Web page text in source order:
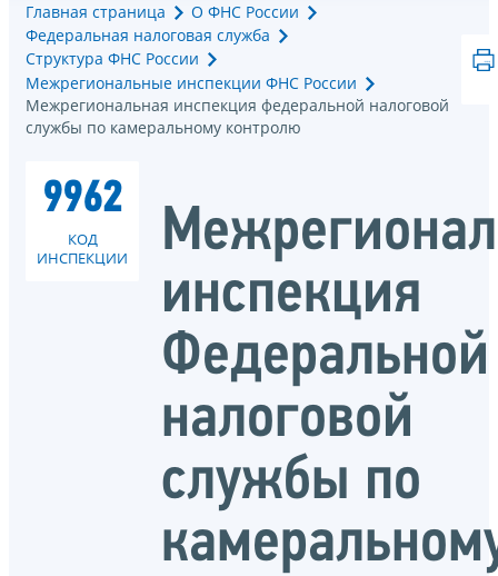
Главная страница
О ФНС России
Федеральная налоговая служба
Структура ФНС России
Межрегиональные инспекции ФНС России
Межрегиональная инспекция федеральной налоговой
службы по камеральному контролю
9962
КОД
ИНСПЕКЦИИ
инспекция
Федеральной
налоговой
службы по